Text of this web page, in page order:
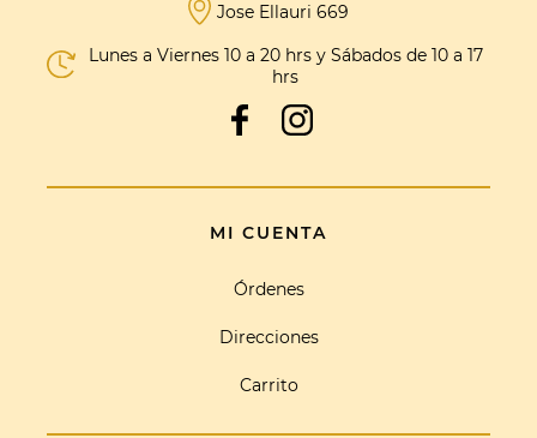
Jose Ellauri 669
Lunes a Viernes 10 a 20 hrs y Sábados de 10 a 17
hrs
MI CUENTA
Órdenes
Direcciones
Carrito